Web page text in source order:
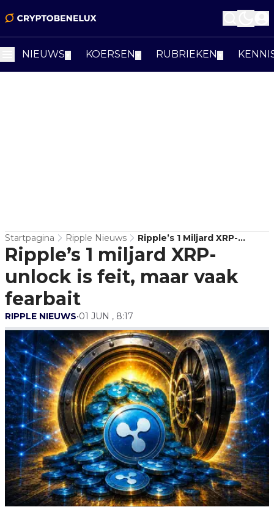
NIEUWS KOERSEN RUBRIEKEN
Startpagina Ripple Nieuws
Ripple’s 1 Miljard XRP-
Unlock Is Feit, Maar Vaak
Fearbait
Ripple’s 1 miljard XRP-
unlock is feit, maar vaak
fearbait
RIPPLE NIEUWS•01 JUN , 8:17